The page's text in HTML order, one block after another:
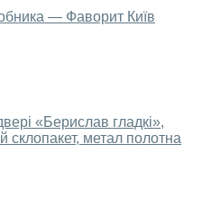
та вхідних
по телефону, через
безпосередньо в нашому
порадите?
— Фаворит Київ
«Берислав гладкі»,
склопакет, метал полотна